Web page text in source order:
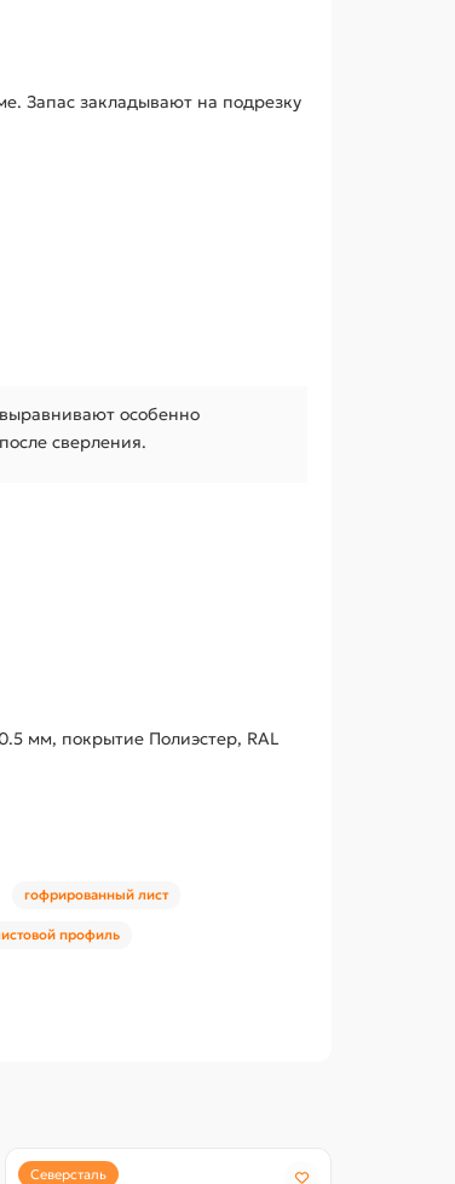
Запас закладывают на подрезку
особенно
сверления.
мм, покрытие Полиэстер, RAL
гофрированный лист
профиль
Северсталь